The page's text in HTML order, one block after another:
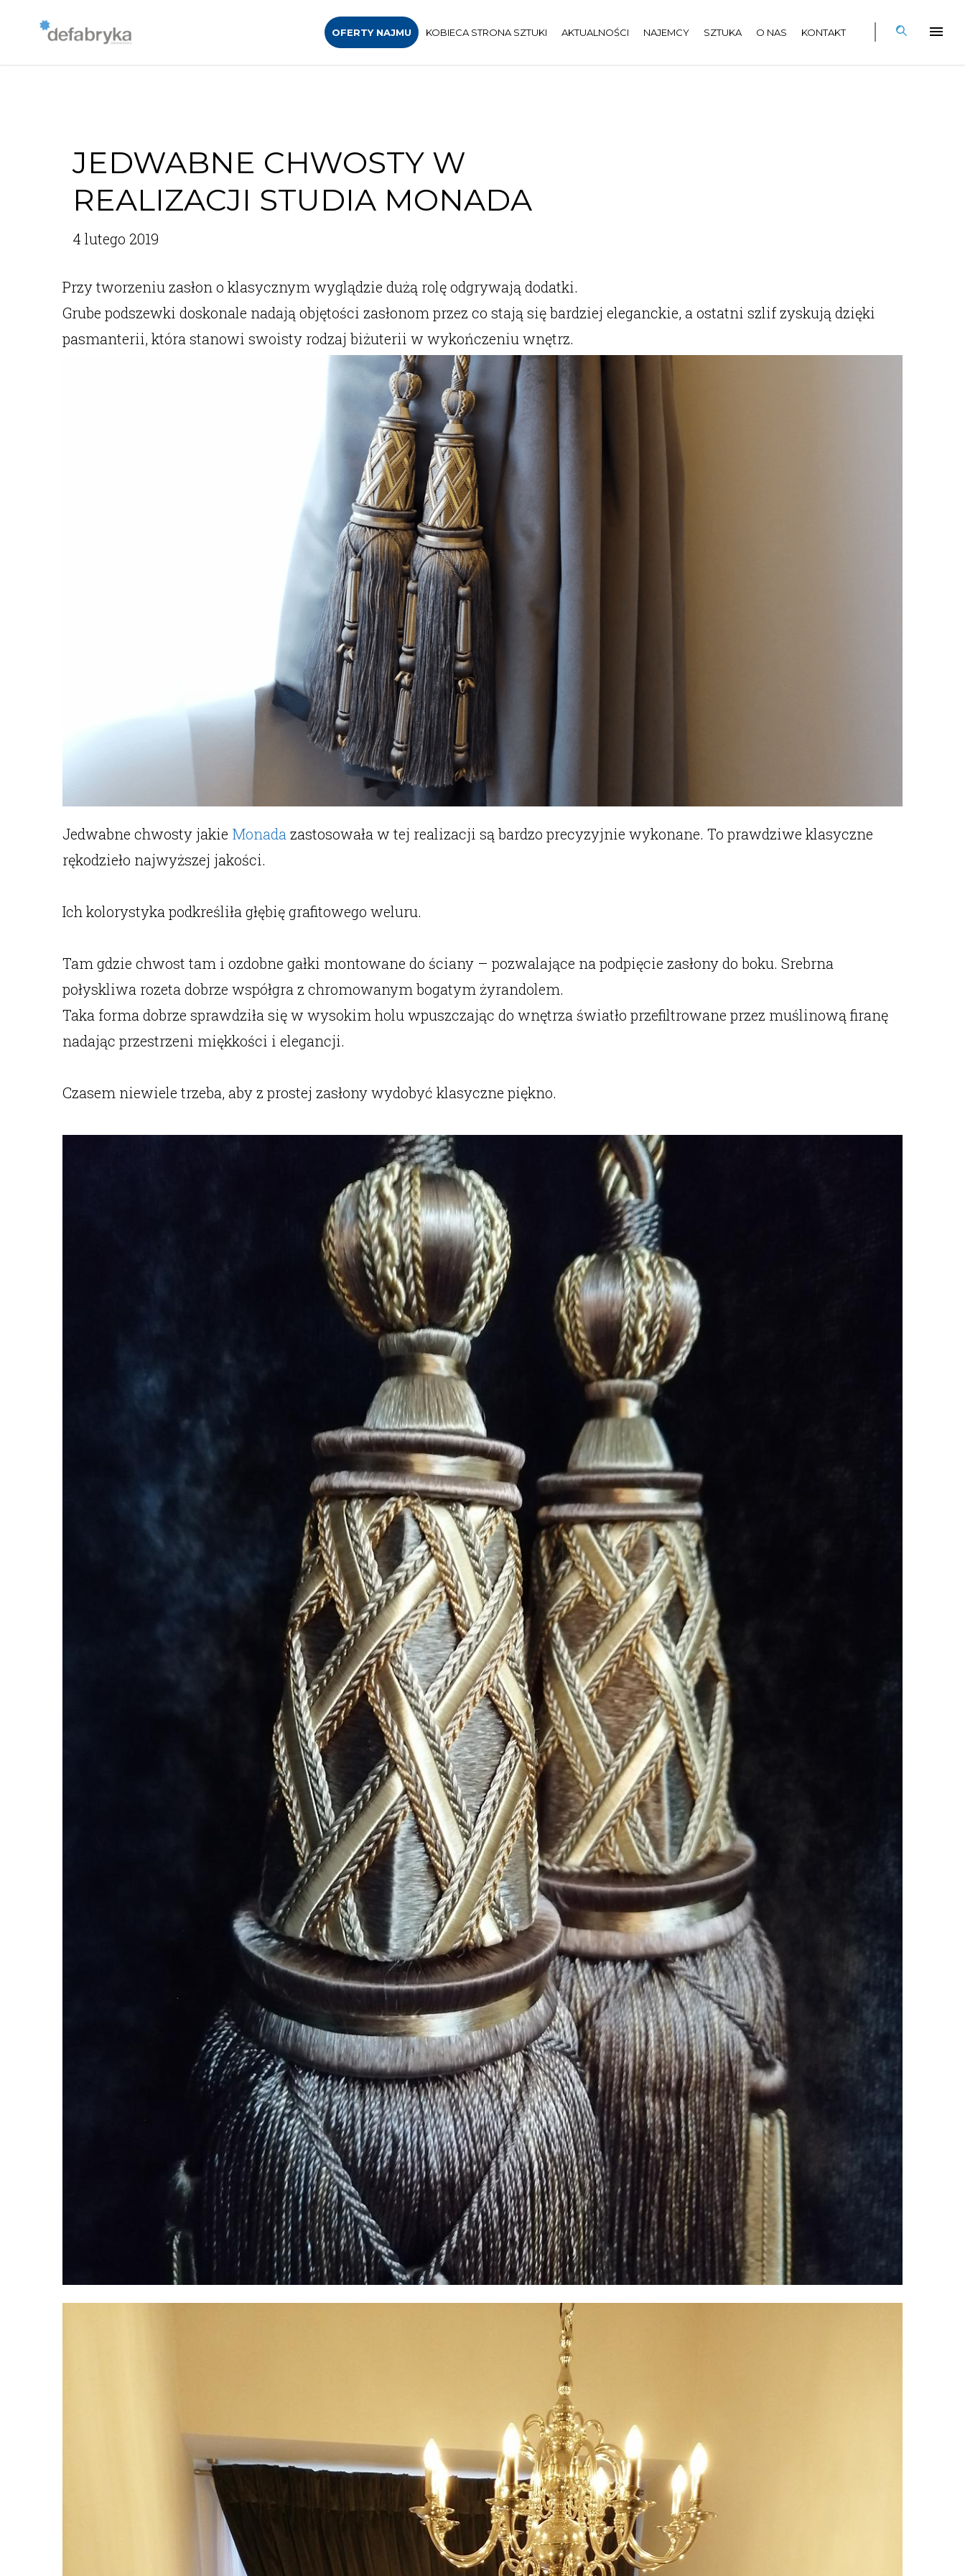
OFERTY NAJMU KOBIECA STRONA SZTUKI AKTUALNOŚCI NAJEMCY SZTUKA O NAS KONTAKT
JEDWABNE CHWOSTY W
REALIZACJI STUDIA MONADA
4 lutego 2019
Przy tworzeniu zasłon o klasycznym wyglądzie dużą rolę odgrywają dodatki.
Grube podszewki doskonale nadają objętości zasłonom przez co stają się bardziej eleganckie, a ostatni szlif zyskują dzięki
pasmanterii, która stanowi swoisty rodzaj biżuterii w wykończeniu wnętrz.
Jedwabne chwosty jakie Monada zastosowała w tej realizacji są bardzo precyzyjnie wykonane. To prawdziwe klasyczne
rękodzieło najwyższej jakości.
Ich kolorystyka podkreśliła głębię grafitowego weluru.
Tam gdzie chwost tam i ozdobne gałki montowane do ściany – pozwalające na podpięcie zasłony do boku. Srebrna
połyskliwa rozeta dobrze współgra z chromowanym bogatym żyrandolem.
Taka forma dobrze sprawdziła się w wysokim holu wpuszczając do wnętrza światło przefiltrowane przez muślinową firanę
nadając przestrzeni miękkości i elegancji.
Czasem niewiele trzeba, aby z prostej zasłony wydobyć klasyczne piękno.